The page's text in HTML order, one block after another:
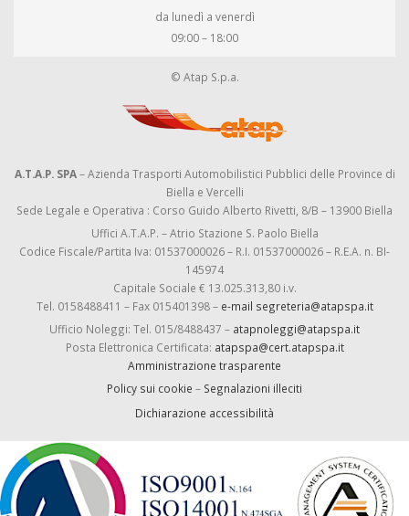
da lunedì a venerdì
09:00 – 18:00
© Atap S.p.a.
A.T.A.P. SPA– Azienda Trasporti Automobilistici Pubblici delle Province di
Biella e Vercelli
Sede Legale e Operativa : Corso Guido Alberto Rivetti, 8/B – 13900 Biella
Uffici A.T.A.P. – Atrio Stazione S. Paolo Biella
Codice Fiscale/Partita Iva: 01537000026 – R.I. 01537000026 – R.E.A. n. BI-
145974
Capitale Sociale € 13.025.313,80 i.v.
Tel. 0158488411 – Fax 015401398 – e-mail segreteria@atapspa.it
Ufficio Noleggi: Tel. 015/8488437 – atapnoleggi@atapspa.it
Posta Elettronica Certificata: atapspa@cert.atapspa.it
Amministrazione trasparente
Policy sui cookie – Segnalazioni illeciti
Dichiarazione accessibilità